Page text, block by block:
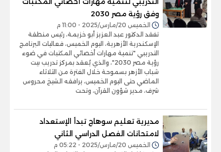
وفق رؤية مصر 2030
الخميس 20/مارس/2025 - 11:00 م
تفقد الدكتور عبد العزيز أبو خزيمة، رئيس منطقة
الإسكندرية الأزهرية، اليوم الخميس، فعاليات البرنامج
التدريبي "تنمية مهارات أخصائي المكتبات في ضوء
رؤية مصر 2030"، والذي يُعقد بمركز تدريب بيت
شباب الأزهر بسموحة خلال الفترة من الثلاثاء
الماضي حتى اليوم الخميس، يرافقه الشيخ محروس
شرف، مدير شؤون القرآن، وتحت
مديرية تعليم سوهاج تبدأ الإستعداد
لامتحانات الفصل الدراسي الثاني
الخميس 20/مارس/2025 - 05:22 م